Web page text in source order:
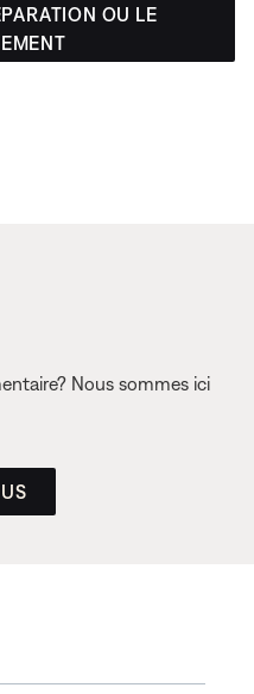
OU LE
Nous sommes ici